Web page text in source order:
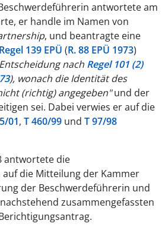
antwortete am
er handle im Namen von
, und beantragte eine
Regel 139 EPÜ (R. 88 EPÜ 1973)
nach Regel 101 (2)
), wonach die Identität des
(richtig) angegeben"und der
sei. Dabei verwies er auf die
01, T 460/99 und T 97/98
antwortete die
auf die Mitteilung der Kammer
der Beschwerdeführerin und
zusammengefassten